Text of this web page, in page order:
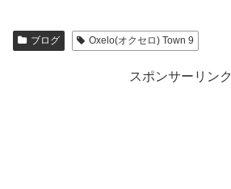
ブログ Oxelo(オクセロ) Town 9
スポンサーリンク